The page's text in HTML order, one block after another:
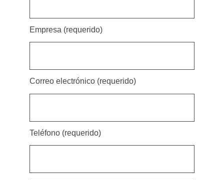
Empresa (requerido)
Correo electrónico (requerido)
Teléfono (requerido)